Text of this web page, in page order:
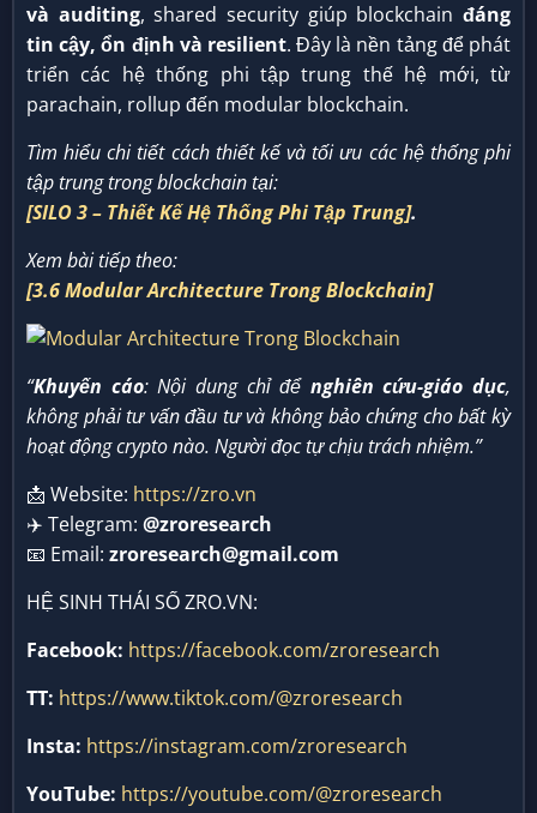
và auditing, shared security giúp blockchainđáng
tin cậy, ổn định và resilient. Đây là nền tảng để phát
triển các hệ thống phi tập trung thế hệ mới, từ
parachain, rollup đến modular blockchain.
Tìm hiểu chi tiết cách thiết kế và tối ưu các hệ thống phi
tập trung trong blockchain tại:
[SILO 3 – Thiết Kế Hệ Thống Phi Tập Trung].
Xem bài tiếp theo:
[3.6 Modular Architecture Trong Blockchain]
“Khuyến cáo: Nội dung chỉ để nghiên cứu-giáo dục,
không phải tư vấn đầu tư và không bảo chứng cho bất kỳ
hoạt động crypto nào. Người đọc tự chịu trách nhiệm.”
📩 Website: https://zro.vn
✈️ Telegram: @zroresearch
📧 Email: zroresearch@gmail.com
HỆ SINH THÁI SỐ ZRO.VN:
Facebook: https://facebook.com/zroresearch
TT: https://www.tiktok.com/@zroresearch
Insta: https://instagram.com/zroresearch
YouTube: https://youtube.com/@zroresearch